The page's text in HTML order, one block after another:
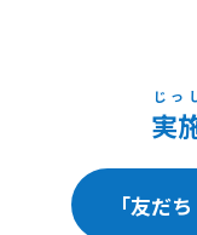
実
じっ
「友だ